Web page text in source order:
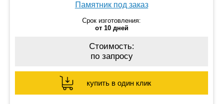
Памятник под заказ
Срок изготовления:
от 10 дней
Стоимость:
по запросу
купить в один клик